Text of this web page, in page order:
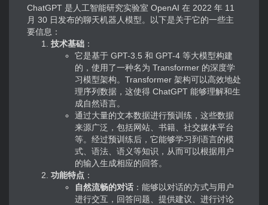
ChatGPT 是人工智能研究实验室 OpenAI 在 2022 年 11
月 30 日发布的聊天机器人模型。以下是关于它的一些主
要信息：
技术基础 ：
它是基于 GPT-3.5 和 GPT-4 等大模型构建
的，使用了一种名为 Transformer 的深度学
习模型架构。Transformer 架构可以高效地处
理序列数据，这使得 ChatGPT 能够理解和生
成自然语言。
通过大量的文本数据进行预训练，这些数据
来源广泛，包括网站、书籍、社交媒体平台
等。经过预训练后，它能够学习到语言的模
式、语法、语义等知识，从而可以根据用户
的输入生成相应的回答。
功能特点 ：
自然流畅的对话 ：能够以对话的方式与用户
进行交互，回答问题、提供建议、进行讨论